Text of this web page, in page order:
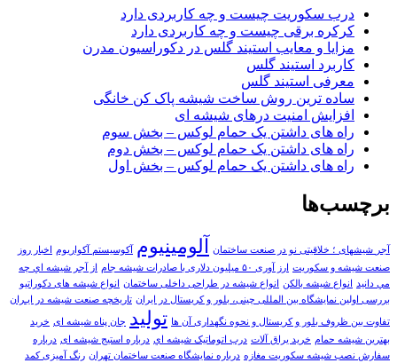
درب سکوریت چیست و چه کاربردی دارد
کرکره برقی چیست و چه کاربردی دارد
مزایا و معایب استیند گلس در دکوراسیون مدرن
کاربرد استیند گلس
معرفی استیند گلس
ساده ترین روش ساخت شیشه پاک کن خانگی
افزایش امنیت درهای شیشه ای
راه های داشتن یک حمام لوکس – بخش سوم
راه های داشتن یک حمام لوکس – بخش دوم
راه های داشتن یک حمام لوکس – بخش اول
برچسب‌ها
آجر‎ شیشه‎ای ؛ خلاقیتی نو در صنعت ساختمان آلومینیوم آکوسیستم آکواریوم
اخبار روز
صنعت شیشه و سکوریت
ارز آوری ۵۰ میلیون دلاری با صادرات شیشه جام
از آجر شيشه اي چه
مي دانيد
انواع شیشه بالکن انواع شیشه در طراحی داخلی ساختمان
انواع شیشه های دکوراتیو
بررسی اولین نمایشگاه بین المللی چینی، بلور و کریستال در ایران تاریخچه صنعت شیشه در ایـران
تفاوت بین ظروف بلور و کریستال و نحوه نگهداری آن ها تولید جان پناه شیشه ای خرید
بهترین شیشه حمام خرید یراق آلات درب اتوماتيک شيشه اي درباره استیج شیشه ای درباره
سفارش نصب شیشه سکوریت مغازه درباره نمایشگاه صنعت ساختمان تهران رنگ آمیزی کمد